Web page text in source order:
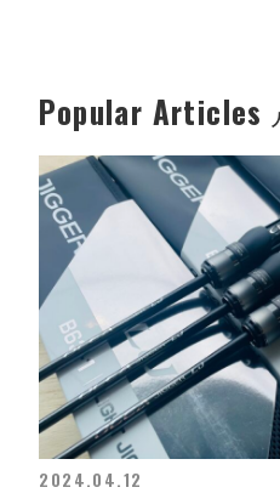
Popular Articles
2024.04.12